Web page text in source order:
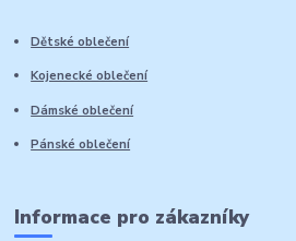
Dětské oblečení
Kojenecké oblečení
Dámské oblečení
Pánské oblečení
Informace pro zákazníky